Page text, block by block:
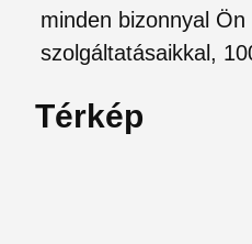
minden bizonnyal
szolgáltatásaikkal,
Térkép